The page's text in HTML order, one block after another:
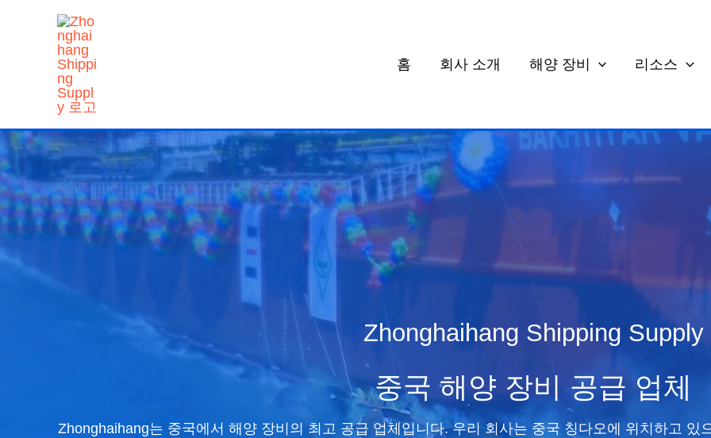
너
뛰
기
홈 회사 소개 해양 장비 리소스
Zhonghaihang Shipping Supply
중국 해양 장비 공급 업체
Zhonghaihang는 중국에서 해양 장비의 최고 공급 업체입니다. 우리 회사는 중국 칭다오에 위치하고 있